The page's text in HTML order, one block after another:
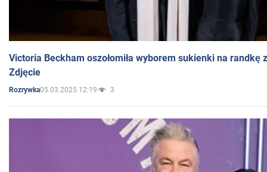
Victoria Beckham oszołomiła wyborem sukienki na randkę
Zdjęcie
Rozrywka05.03.2025 12:19 3